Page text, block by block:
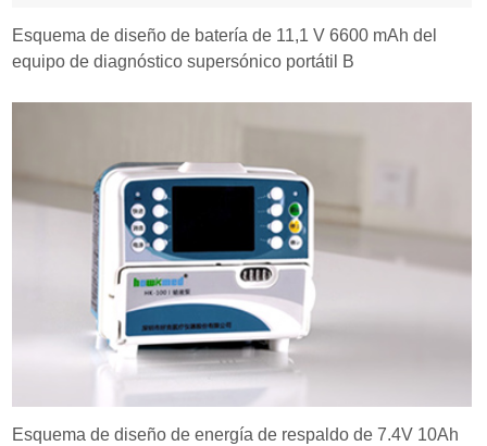
Esquema de diseño de batería de 11,1 V 6600 mAh del
equipo de diagnóstico supersónico portátil B
Esquema de diseño de energía de respaldo de 7.4V 10Ah